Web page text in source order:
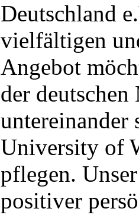
Deutschland
vielfältigen
Angebot
der
untereinander
University of
pflegen.
positiver